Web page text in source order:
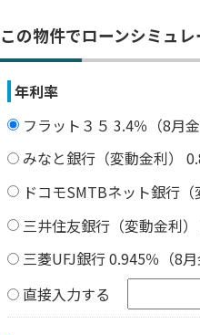
この物件でローンシミュ
年利率
フラット３５ 3.4％（8月金
みなと銀行（変動金利）
ドコモSMTBネット銀行（
三井住友銀行（変動金利）
三菱UFJ銀行 0.945％（8月
直接入力する